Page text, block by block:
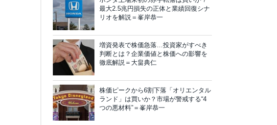
最大2.5兆円損失の正体と業績回復シナ
リオを解説＝峯岸恭一
増資発表で株価急落…投資家がすべき
判断とは？企業価値と株価への影響を
徹底解説＝大畠典仁
株価ピークから6割下落「オリエンタル
ランド」は買いか？市場が警戒する“4
つの悪材料”＝峯岸恭一